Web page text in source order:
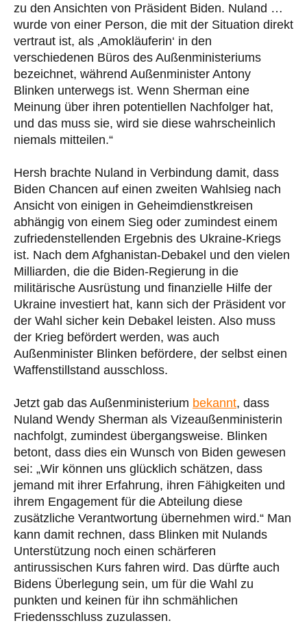
zu den Ansichten von Präsident Biden. Nuland …
wurde von einer Person, die mit der Situation direkt
vertraut ist, als ‚Amokläuferin‘ in den
verschiedenen Büros des Außenministeriums
bezeichnet, während Außenminister Antony
Blinken unterwegs ist. Wenn Sherman eine
Meinung über ihren potentiellen Nachfolger hat,
und das muss sie, wird sie diese wahrscheinlich
niemals mitteilen.“
Hersh brachte Nuland in Verbindung damit, dass
Biden Chancen auf einen zweiten Wahlsieg nach
Ansicht von einigen in Geheimdienstkreisen
abhängig von einem Sieg oder zumindest einem
zufriedenstellenden Ergebnis des Ukraine-Kriegs
ist. Nach dem Afghanistan-Debakel und den vielen
Milliarden, die die Biden-Regierung in die
militärische Ausrüstung und finanzielle Hilfe der
Ukraine investiert hat, kann sich der Präsident vor
der Wahl sicher kein Debakel leisten. Also muss
der Krieg befördert werden, was auch
Außenminister Blinken befördere, der selbst einen
Waffenstillstand ausschloss.
Jetzt gab das Außenministerium bekannt, dass
Nuland Wendy Sherman als Vizeaußenministerin
nachfolgt, zumindest übergangsweise. Blinken
betont, dass dies ein Wunsch von Biden gewesen
sei: „Wir können uns glücklich schätzen, dass
jemand mit ihrer Erfahrung, ihren Fähigkeiten und
ihrem Engagement für die Abteilung diese
zusätzliche Verantwortung übernehmen wird.“ Man
kann damit rechnen, dass Blinken mit Nulands
Unterstützung noch einen schärferen
antirussischen Kurs fahren wird. Das dürfte auch
Bidens Überlegung sein, um für die Wahl zu
punkten und keinen für ihn schmählichen
Friedensschluss zuzulassen.